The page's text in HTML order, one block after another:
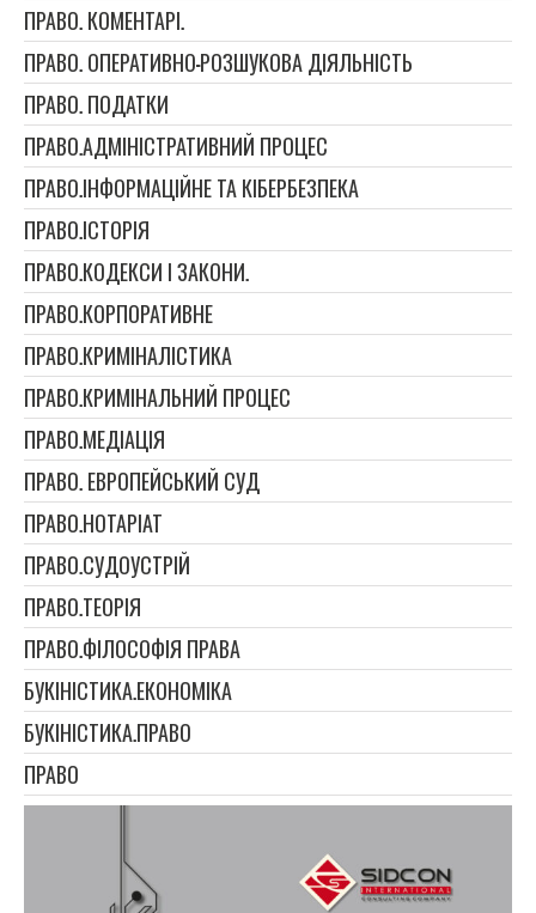
ПРАВО. КОМЕНТАРІ.
ПРАВО. ОПЕРАТИВНО-РОЗШУКОВА ДІЯЛЬНІСТЬ
ПРАВО. ПОДАТКИ
ПРАВО.АДМІНІСТРАТИВНИЙ ПРОЦЕС
ПРАВО.ІНФОРМАЦІЙНЕ ТА КІБЕРБЕЗПЕКА
ПРАВО.ІСТОРІЯ
ПРАВО.КОДЕКСИ І ЗАКОНИ.
ПРАВО.КОРПОРАТИВНЕ
ПРАВО.КРИМІНАЛІСТИКА
ПРАВО.КРИМІНАЛЬНИЙ ПРОЦЕС
ПРАВО.МЕДІАЦІЯ
ПРАВО. ЕВРОПЕЙСЬКИЙ СУД
ПРАВО.НОТАРІАТ
ПРАВО.СУДОУСТРІЙ
ПРАВО.ТЕОРІЯ
ПРАВО.ФІЛОСОФІЯ ПРАВА
БУКІНІСТИКА.ЕКОНОМІКА
БУКІНІСТИКА.ПРАВО
ПРАВО